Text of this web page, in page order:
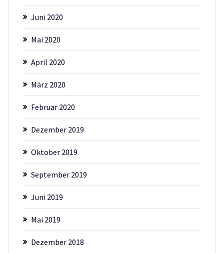
Juni 2020
Mai 2020
April 2020
März 2020
Februar 2020
Dezember 2019
Oktober 2019
September 2019
Juni 2019
Mai 2019
Dezember 2018